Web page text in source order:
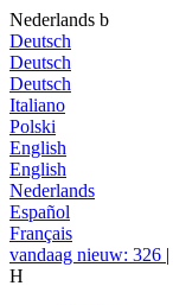
Nederlands b
Deutsch
Deutsch
Deutsch
Italiano
Polski
English
English
Nederlands
Español
Français
vandaag nieuw: 326 |
H